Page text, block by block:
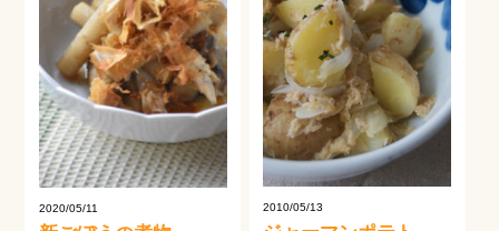
2020/05/11 2010/05/13